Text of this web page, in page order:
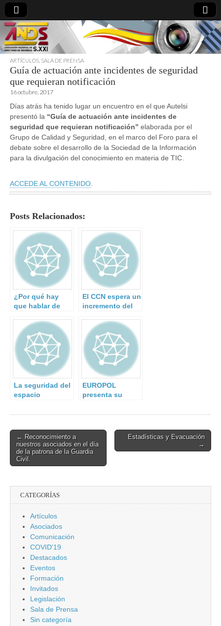
directoresdeseguridad.es
ARTÍCULOS SALA DE PRENSA
Guía de actuación ante incidentes de seguridad
que requieran notificación
16 octubre, 2017
Días atrás ha tenido lugar un encuentro en el que Autelsi
presentó la “Guía de actuación ante incidentes de
seguridad que requieran notificación” elaborada por el
Grupo de Calidad y Seguridad, en el marco del Foro para el
debate sobre el desarrollo de la Sociedad de la Información
para la divulgación del conocimiento en materia de TIC.
ACCEDE AL CONTENIDO
Posts Relacionados:
¿Por qué hay
que hablar de
gestión del
riesgo de
desastres?
El CCN espera un
incremento del
ciberataques a la
Administración y
a empresas de
interés
estratégico.
La seguridad del
espacio
EUROPOL
presenta su
terrorismo en la
Post
navigation
← Reconocimiento a
nuestros asociados en el día
de la patrona de la Guardia
Civil.
Estadísticas y Evacuación
→
CATEGORÍAS
Artículos
Asociados
Comunicación
COVID'19
Destacados
Eventos
Formación
Invitados
Legislación
Sala de Prensa
Sin categoría